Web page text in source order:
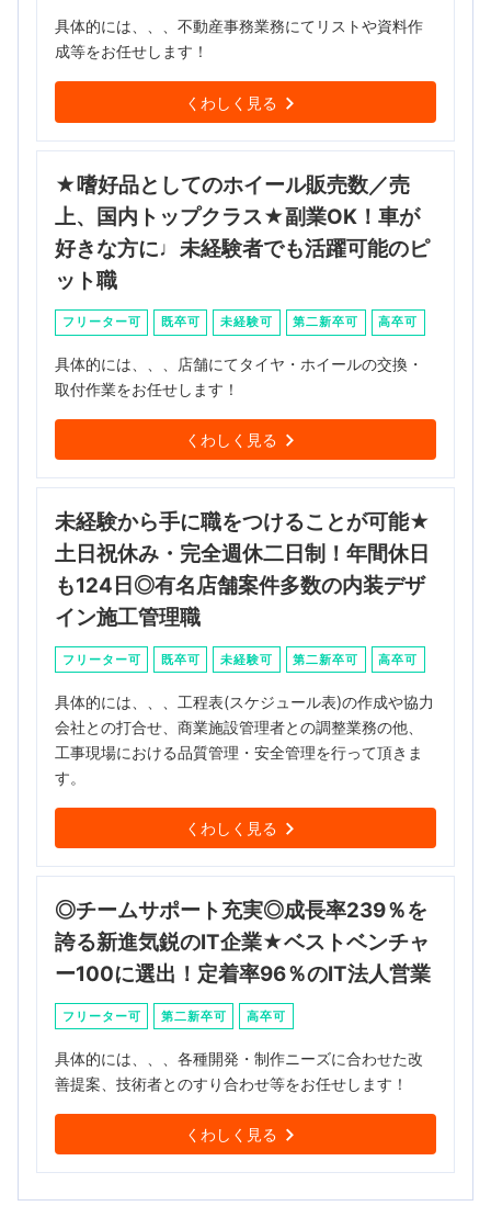
具体的には、、、不動産事務業務にてリストや資料作
成等をお任せします！
くわしく見る
★嗜好品としてのホイール販売数／売
上、国内トップクラス★副業OK！車が
好きな方に♩未経験者でも活躍可能のピ
ット職
フリーター可 既卒可 未経験可 第二新卒可 高卒可
具体的には、、、店舗にてタイヤ・ホイールの交換・
取付作業をお任せします！
くわしく見る
未経験から手に職をつけることが可能★
土日祝休み・完全週休二日制！年間休日
も124日◎有名店舗案件多数の内装デザ
イン施工管理職
フリーター可 既卒可 未経験可 第二新卒可 高卒可
具体的には、、、工程表(スケジュール表)の作成や協力
会社との打合せ、商業施設管理者との調整業務の他、
工事現場における品質管理・安全管理を行って頂きま
す。
くわしく見る
◎チームサポート充実◎成長率239％を
誇る新進気鋭のIT企業★ベストベンチャ
ー100に選出！定着率96％のIT法人営業
フリーター可 第二新卒可 高卒可
具体的には、、、各種開発・制作ニーズに合わせた改
善提案、技術者とのすり合わせ等をお任せします！
くわしく見る